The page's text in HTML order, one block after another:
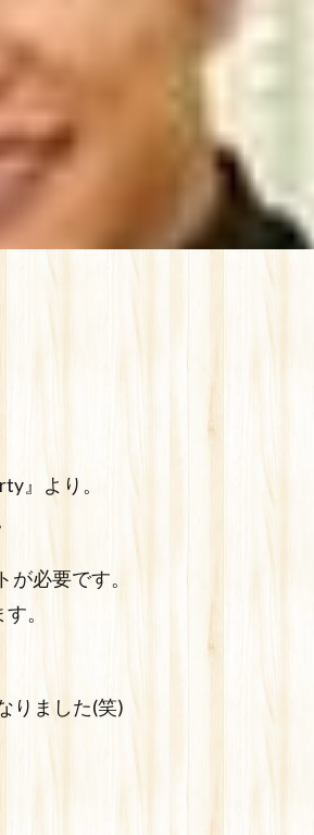
』より。
必要です。
。
りました(笑)